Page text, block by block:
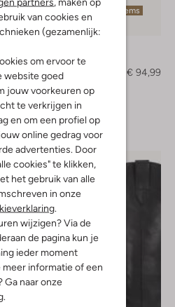
van cookies en
(gezamenlijk:
om ervoor te
website goed
jouw voorkeuren op
te verkrijgen in
en om een profiel op
online gedrag voor
advertenties. Door
cookies" te klikken,
het gebruik van alle
in onze
wijzigen? Via de
de pagina kun je
ieder moment
meer informatie of een
Ga naar onze
Laatste items
-50%
Pumps
€ 94,99